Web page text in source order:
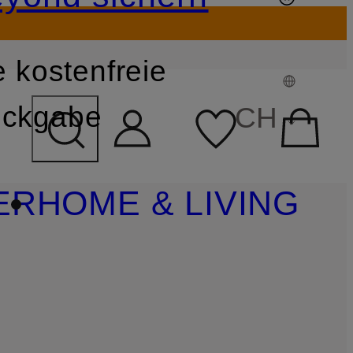
ÜBERSPRINGEN
kostenfreie
CH
HOME & LIVING